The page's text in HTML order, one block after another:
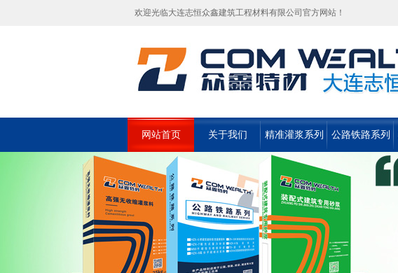
欢迎光临大连志恒众鑫建筑工程材料有限公司官方网站！
网站首页 关于我们 精准灌浆系列 公路铁路系列